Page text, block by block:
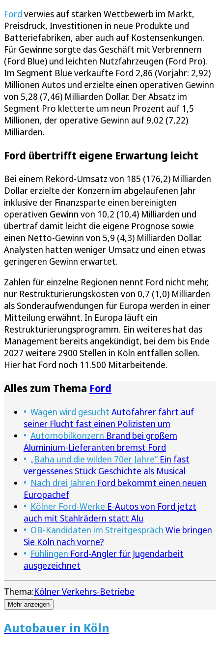
Ford verwies auf starken Wettbewerb im Markt,
Preisdruck, Investitionen in neue Produkte und
Batteriefabriken, aber auch auf Kostensenkungen.
Für Gewinne sorgte das Geschäft mit Verbrennern
(Ford Blue) und leichten Nutzfahrzeugen (Ford Pro).
Im Segment Blue verkaufte Ford 2,86 (Vorjahr: 2,92)
Millionen Autos und erzielte einen operativen Gewinn
von 5,28 (7,46) Milliarden Dollar. Der Absatz im
Segment Pro kletterte um neun Prozent auf 1,5
Millionen, der operative Gewinn auf 9,02 (7,22)
Milliarden.
Ford übertrifft eigene Erwartung leicht
Bei einem Rekord-Umsatz von 185 (176,2) Milliarden
Dollar erzielte der Konzern im abgelaufenen Jahr
inklusive der Finanzsparte einen bereinigten
operativen Gewinn von 10,2 (10,4) Milliarden und
übertraf damit leicht die eigene Prognose sowie
einen Netto-Gewinn von 5,9 (4,3) Milliarden Dollar.
Analysten hatten weniger Umsatz und einen etwas
geringeren Gewinn erwartet.
Zahlen für einzelne Regionen nennt Ford nicht mehr,
nur Restrukturierungskosten von 0,7 (1,0) Milliarden
als Sonderaufwendungen für Europa werden in einer
Mitteilung erwähnt. In Europa läuft ein
Restrukturierungsprogramm. Ein weiteres hat das
Management bereits angekündigt, bei dem bis Ende
2027 weitere 2900 Stellen in Köln entfallen sollen.
Hier hat Ford noch 11.500 Mitarbeitende.
Alles zum Thema Ford
Wagen wird gesucht Autofahrer fährt auf
seiner Flucht fast einen Polizisten um
Automobilkonzern Brand bei großem
Aluminium-Lieferanten bremst Ford
„Baha und die wilden 70er Jahre“ Ein fast
vergessenes Stück Geschichte als Musical
Nach drei Jahren Ford bekommt einen neuen
Europachef
Kölner Ford-Werke E-Autos von Ford jetzt
auch mit Stahlrädern statt Alu
OB-Kandidaten im Streitgespräch Wie bringen
Sie Köln nach vorne?
Fühlingen Ford-Angler für Jugendarbeit
ausgezeichnet
Thema:Kölner Verkehrs-Betriebe
Mehr anzeigen
Autobauer in Köln